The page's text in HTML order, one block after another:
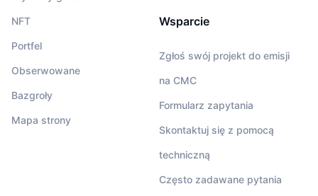
NFT
Portfel
Obserwowane
Bazgroły
Mapa strony
Wsparcie
Zgłoś swój projekt do emisji
na CMC
Formularz zapytania
Skontaktuj się z pomocą
techniczną
Często zadawane pytania